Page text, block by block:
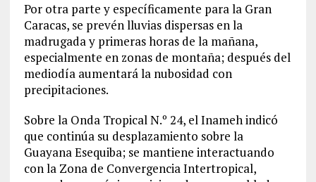
Por otra parte y específicamente para la Gran
Caracas, se prevén lluvias dispersas en la
madrugada y primeras horas de la mañana,
especialmente en zonas de montaña; después del
mediodía aumentará la nubosidad con
precipitaciones.
Sobre la Onda Tropical N.º 24, el Inameh indicó
que continúa su desplazamiento sobre la
Guayana Esequiba; se mantiene interactuando
con la Zona de Convergencia Intertropical,